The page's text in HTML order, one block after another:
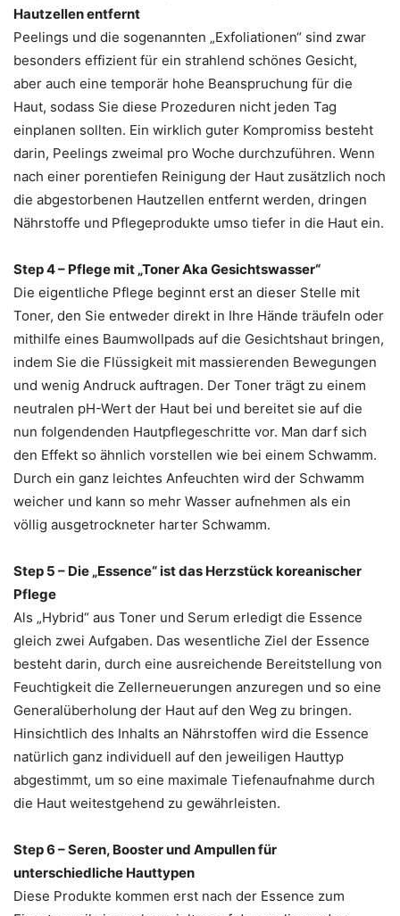
Hautzellen entfernt
Peelings und die sogenannten „Exfoliationen“ sind zwar
besonders effizient für ein strahlend schönes Gesicht,
aber auch eine temporär hohe Beanspruchung für die
Haut, sodass Sie diese Prozeduren nicht jeden Tag
einplanen sollten. Ein wirklich guter Kompromiss besteht
darin, Peelings zweimal pro Woche durchzuführen. Wenn
nach einer porentiefen Reinigung der Haut zusätzlich noch
die abgestorbenen Hautzellen entfernt werden, dringen
Nährstoffe und Pflegeprodukte umso tiefer in die Haut ein.
Step 4 – Pflege mit „Toner Aka Gesichtswasser“
Die eigentliche Pflege beginnt erst an dieser Stelle mit
Toner, den Sie entweder direkt in Ihre Hände träufeln oder
mithilfe eines Baumwollpads auf die Gesichtshaut bringen,
indem Sie die Flüssigkeit mit massierenden Bewegungen
und wenig Andruck auftragen. Der Toner trägt zu einem
neutralen pH-Wert der Haut bei und bereitet sie auf die
nun folgendenden Hautpflegeschritte vor. Man darf sich
den Effekt so ähnlich vorstellen wie bei einem Schwamm.
Durch ein ganz leichtes Anfeuchten wird der Schwamm
weicher und kann so mehr Wasser aufnehmen als ein
völlig ausgetrockneter harter Schwamm.
Step 5 – Die „Essence“ ist das Herzstück koreanischer
Pflege
Als „Hybrid“ aus Toner und Serum erledigt die Essence
gleich zwei Aufgaben. Das wesentliche Ziel der Essence
besteht darin, durch eine ausreichende Bereitstellung von
Feuchtigkeit die Zellerneuerungen anzuregen und so eine
Generalüberholung der Haut auf den Weg zu bringen.
Hinsichtlich des Inhalts an Nährstoffen wird die Essence
natürlich ganz individuell auf den jeweiligen Hauttyp
abgestimmt, um so eine maximale Tiefenaufnahme durch
die Haut weitestgehend zu gewährleisten.
Step 6 – Seren, Booster und Ampullen für
unterschiedliche Hauttypen
Diese Produkte kommen erst nach der Essence zum